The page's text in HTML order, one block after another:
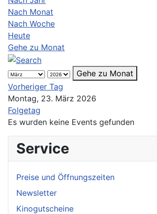
Nach Monat
Nach Woche
Heute
Gehe zu Monat
Gehe zu Monat
Vorheriger Tag
Montag, 23. März 2026
Folgetag
Es wurden keine Events gefunden
Service
Preise und Öffnungszeiten
Newsletter
Kinogutscheine